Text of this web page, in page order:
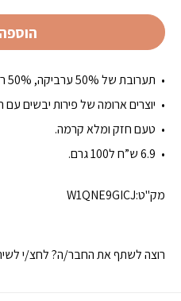
תערובת של 50% ערביקה, 50% רובוסטה.
יוצרים ארומה של פירות יבשים
טעם חזק ומלא קרמה.
6.9 ש”ח ל100 גרם.
מק"ט:W1QNE9GICJ
רוצה לשתף את החבר/ה? לחצ/י